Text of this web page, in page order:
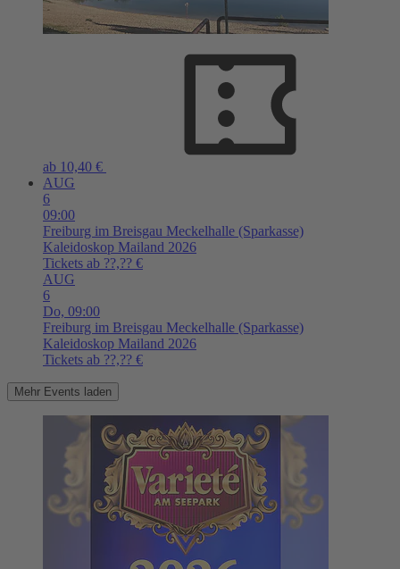
ab 10,40 €
AUG
6
09:00
Freiburg im Breisgau Meckelhalle (Sparkasse)
Kaleidoskop Mailand 2026
Tickets ab ??,?? €
AUG
6
Do, 09:00
Freiburg im Breisgau Meckelhalle (Sparkasse)
Kaleidoskop Mailand 2026
Tickets ab ??,?? €
Mehr Events laden